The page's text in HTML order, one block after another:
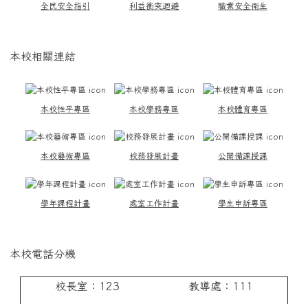
全民安全指引 利益衝突迴避 職業安全衛生
本校相關連結
本校性平專區 本校學務專區 本校體育專區
本校藝術專區 校務發展計畫 公開備課授課
學年課程計畫 處室工作計畫 學生申訴專區
本校電話分機
校長室：123 教導處：111